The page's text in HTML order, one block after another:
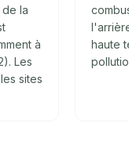
la
à
Les
sites
haute